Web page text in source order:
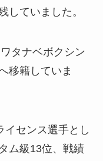
していました。
タナベボクシン
移籍していま
イセンス選手とし
ム級13位、戦績